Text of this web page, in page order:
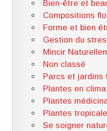
Bien-être et
Compositions
Forme et bien
Gestion du
Mincir
Non classé
Parcs et jardins
Plantes en
Plantes
Plantes
Se soigner